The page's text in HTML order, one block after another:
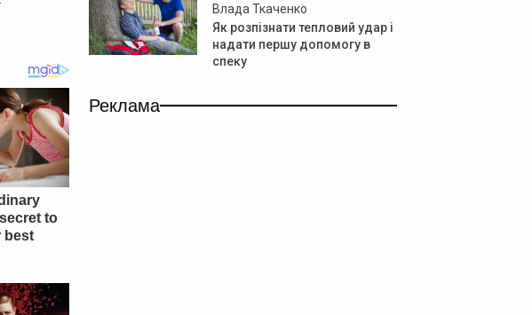
Влада Ткаченко
Як розпізнати тепловий удар і
надати першу допомогу в
спеку
Реклама